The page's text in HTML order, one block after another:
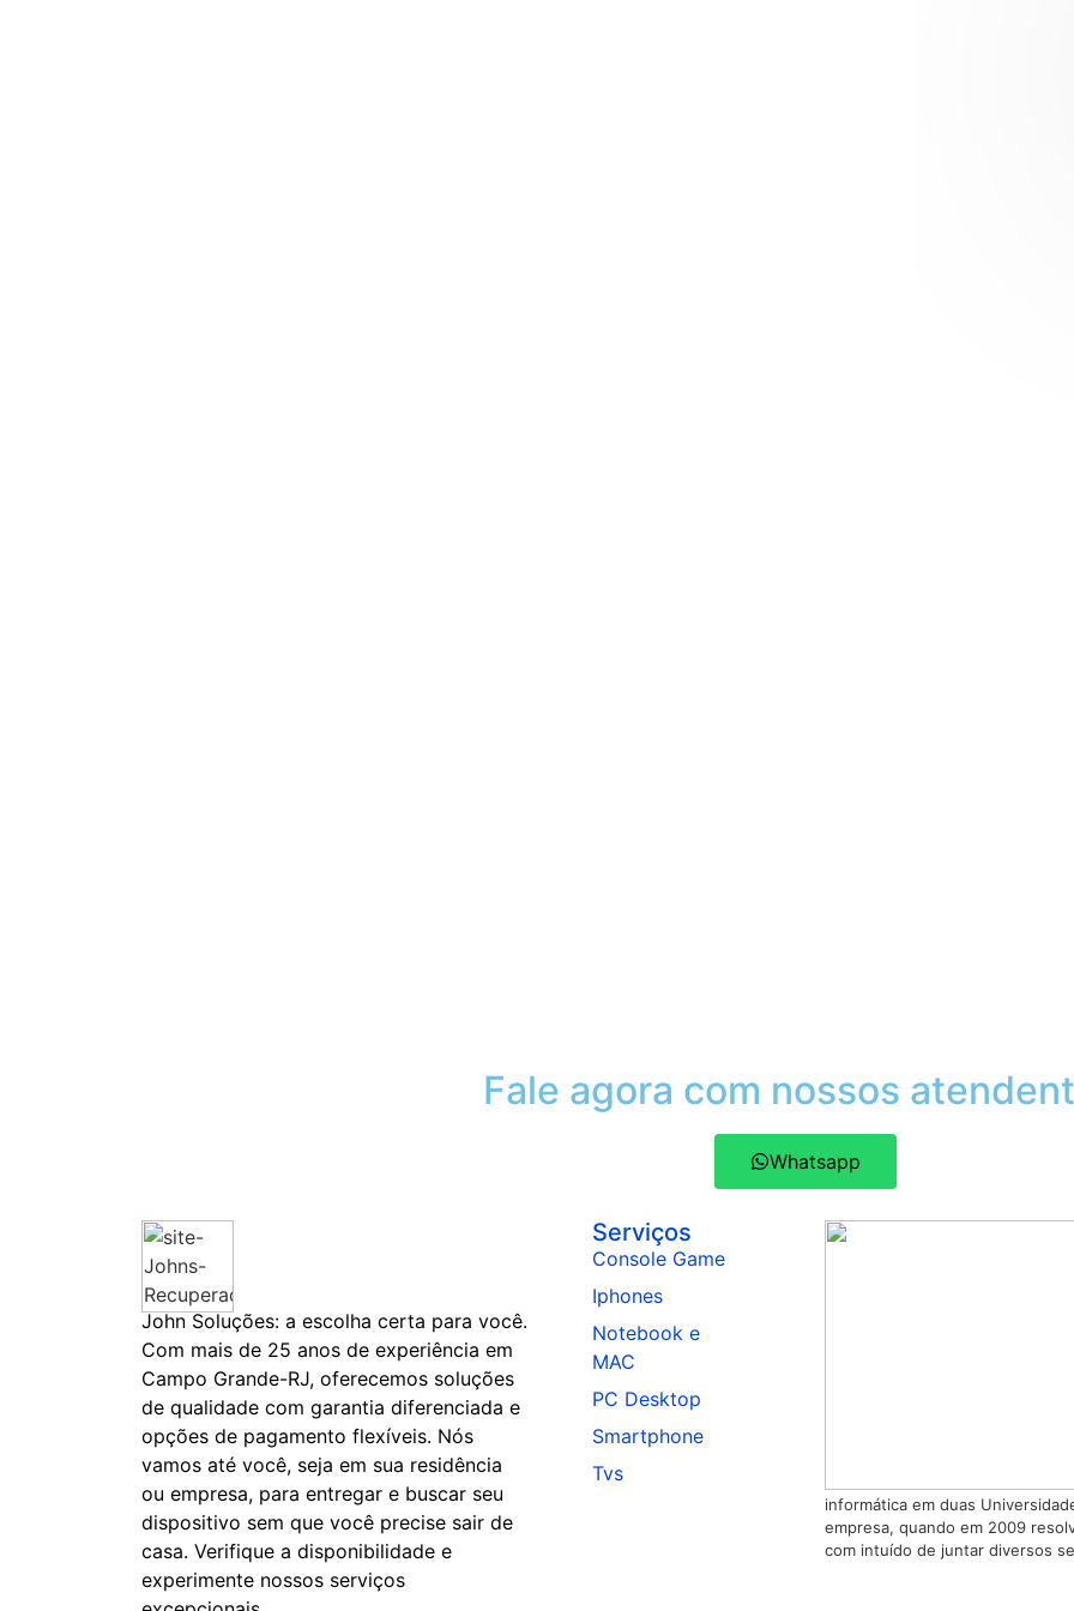
Fale agora com nossos
Whatsapp
John Soluções: a escolha certa para você.
Com mais de 25 anos de experiência em
Campo Grande-RJ, oferecemos soluções
de qualidade com garantia diferenciada e
opções de pagamento flexíveis. Nós
vamos até você, seja em sua residência
ou empresa, para entregar e buscar seu
dispositivo sem que você precise sair de
casa. Verifique a disponibilidade e
experimente nossos serviços
Serviços
Console Game
Iphones
Notebook e
MAC
PC Desktop
Smartphone
Tvs
informática em duas
empresa, quando em 2009
com intuído de juntar diversos